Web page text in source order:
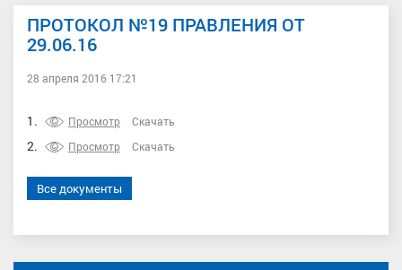
ПРОТОКОЛ №19 ПРАВЛЕНИЯ ОТ
29.06.16
28 апреля 2016 17:21
1. Просмотр Скачать
2. Просмотр Скачать
Все документы